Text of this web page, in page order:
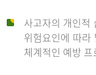
사고자의 개인적
위험요인에 따
체계적인 예방